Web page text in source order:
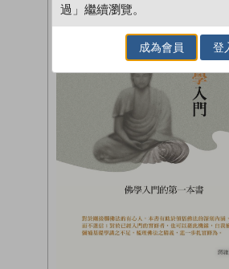
過」繼續瀏覽。
成為會員 登